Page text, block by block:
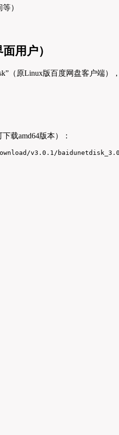
）
用户）
（原Linux版百度网盘客户端）
载amd64版本）：
v3.0.1/